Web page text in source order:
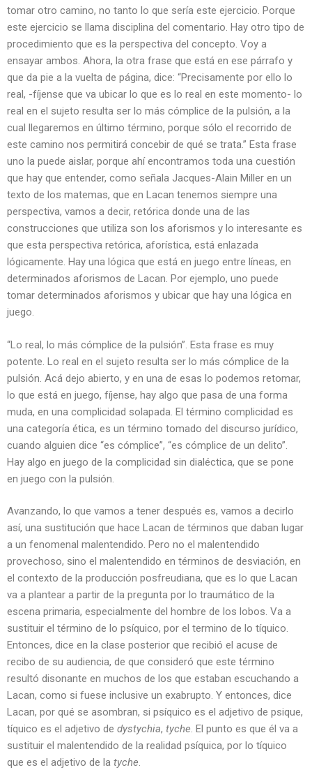
tomar otro camino, no tanto lo que sería este ejercicio. Porque
este ejercicio se llama disciplina del comentario. Hay otro tipo de
procedimiento que es la perspectiva del concepto. Voy a
ensayar ambos. Ahora, la otra frase que está en ese párrafo y
que da pie a la vuelta de página, dice: “Precisamente por ello lo
real, -fíjense que va ubicar lo que es lo real en este momento- lo
real en el sujeto resulta ser lo más cómplice de la pulsión, a la
cual llegaremos en último término, porque sólo el recorrido de
este camino nos permitirá concebir de qué se trata.” Esta frase
uno la puede aislar, porque ahí encontramos toda una cuestión
que hay que entender, como señala Jacques-Alain Miller en un
texto de los matemas, que en Lacan tenemos siempre una
perspectiva, vamos a decir, retórica donde una de las
construcciones que utiliza son los aforismos y lo interesante es
que esta perspectiva retórica, aforística, está enlazada
lógicamente. Hay una lógica que está en juego entre líneas, en
determinados aforismos de Lacan. Por ejemplo, uno puede
tomar determinados aforismos y ubicar que hay una lógica en
juego.
“Lo real, lo más cómplice de la pulsión”. Esta frase es muy
potente. Lo real en el sujeto resulta ser lo más cómplice de la
pulsión. Acá dejo abierto, y en una de esas lo podemos retomar,
lo que está en juego, fíjense, hay algo que pasa de una forma
muda, en una complicidad solapada. El término complicidad es
una categoría ética, es un término tomado del discurso jurídico,
cuando alguien dice “es cómplice”, “es cómplice de un delito”.
Hay algo en juego de la complicidad sin dialéctica, que se pone
en juego con la pulsión.
Avanzando, lo que vamos a tener después es, vamos a decirlo
así, una sustitución que hace Lacan de términos que daban lugar
a un fenomenal malentendido. Pero no el malentendido
provechoso, sino el malentendido en términos de desviación, en
el contexto de la producción posfreudiana, que es lo que Lacan
va a plantear a partir de la pregunta por lo traumático de la
escena primaria, especialmente del hombre de los lobos. Va a
sustituir el término de lo psíquico, por el termino de lo tíquico.
Entonces, dice en la clase posterior que recibió el acuse de
recibo de su audiencia, de que consideró que este término
resultó disonante en muchos de los que estaban escuchando a
Lacan, como si fuese inclusive un exabrupto. Y entonces, dice
Lacan, por qué se asombran, si psíquico es el adjetivo de psique,
tíquico es el adjetivo de dystychia, tyche. El punto es que él va a
sustituir el malentendido de la realidad psíquica, por lo tíquico
que es el adjetivo de la tyche.